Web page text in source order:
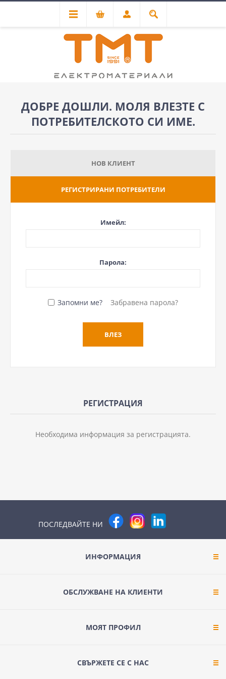
ДОБРЕ ДОШЛИ. МОЛЯ ВЛЕЗТЕ С
ПОТРЕБИТЕЛСКОТО СИ ИМЕ.
НОВ КЛИЕНТ
РЕГИСТРИРАНИ ПОТРЕБИТЕЛИ
Имейл:
Парола:
Запомни ме? Забравена парола?
РЕГИСТРАЦИЯ
Необходима информация за регистрацията.
ПОСЛЕДВАЙТЕ НИ
ИНФОРМАЦИЯ
ОБСЛУЖВАНЕ НА КЛИЕНТИ
МОЯТ ПРОФИЛ
СВЪРЖЕТЕ СЕ С НАС